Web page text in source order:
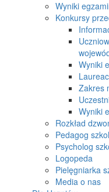
Wyniki
Konkursy
Wyniki
Zakres
Wyniki
Rozkład
Pedagog
Psycholog
Logopeda
Pielęgniarka
Media o nas